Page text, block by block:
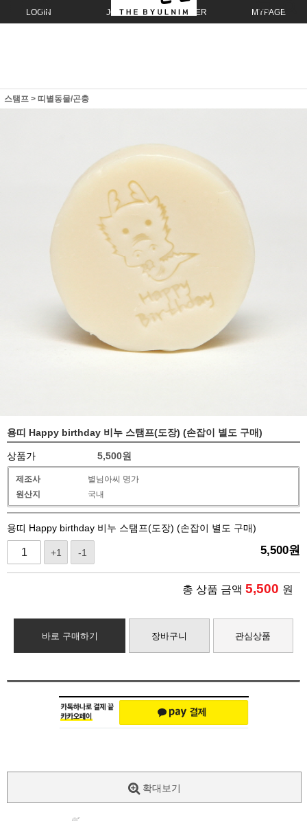
LOGIN JOIN ORDER MYPAGE
스탬프 > 띠별동물/곤충
용띠 Happy birthday 비누 스탬프(도장) (손잡이 별도 구매)
상품가 5,500원
제조사
별님아씨 명가
원산지
국내
용띠 Happy birthday 비누 스탬프(도장) (손잡이 별도 구매)
+1 -1 5,500원
총 상품 금액 5,500 원
바로 구매하기 장바구니 관심상품
확대보기